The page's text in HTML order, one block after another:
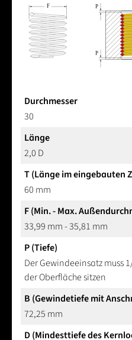
Durchmesser
30
Länge
2,0 D
T (Länge im eingebauten
60 mm
F (Min. - Max.
33,99 mm - 35,81 mm
P (Tiefe)
Der Gewindeeinsatz muss
der Oberfläche sitzen
B (Gewindetiefe mit
72,25 mm
D (Mindesttiefe des